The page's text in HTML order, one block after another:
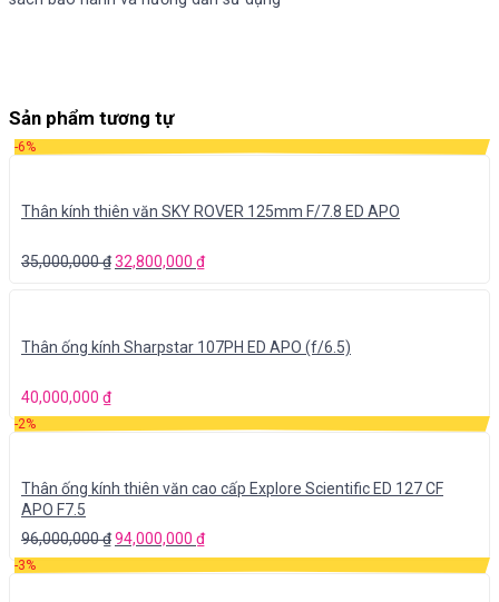
Sản phẩm tương tự
-6%
Thân kính thiên văn SKY ROVER 125mm F/7.8 ED APO
35,000,000₫32,800,000 ₫
Thân ống kính Sharpstar 107PH ED APO (f/6.5)
40,000,000 ₫
-2%
Thân ống kính thiên văn cao cấp Explore Scientific ED 127 CF
APO F7.5
96,000,000₫94,000,000 ₫
-3%